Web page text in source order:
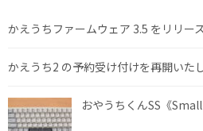
かえうちファームウェア 3.5 をリリー
かえうち2 の予約受け付けを再開いた
おやうちくんSS《